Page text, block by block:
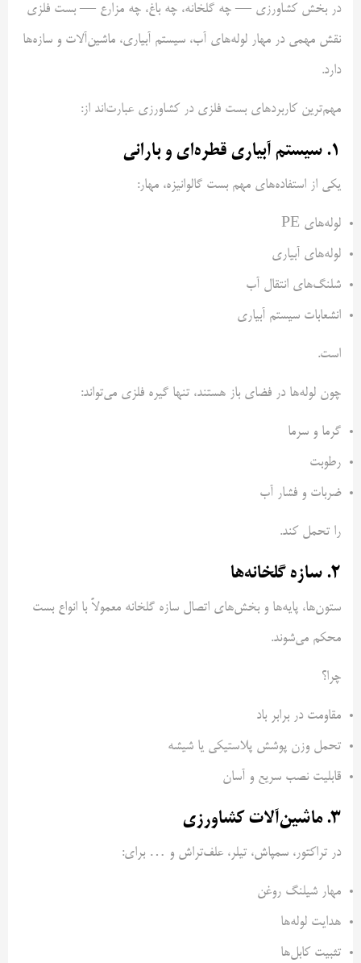
در بخش کشاورزی — چه گلخانه، چه باغ، چه مزارع — بست فلزی
نقش مهمی در مهار لوله‌های آب، سیستم آبیاری، ماشین‌آلات و سازه‌ها
دارد.
مهم‌ترین کاربردهای بست فلزی در کشاورزی عبارت‌اند از:
۱. سیستم آبیاری قطره‌ای و بارانی
یکی از استفاده‌های مهم بست گالوانیزه، مهار:
لوله‌های PE
لوله‌های آبیاری
شلنگ‌های انتقال آب
انشعابات سیستم آبیاری
است.
چون لوله‌ها در فضای باز هستند، تنها گیره فلزی می‌تواند:
گرما و سرما
رطوبت
ضربات و فشار آب
را تحمل کند.
۲. سازه گلخانه‌ها
ستون‌ها، پایه‌ها و بخش‌های اتصال سازه گلخانه معمولاً با انواع بست
محکم می‌شوند.
چرا؟
مقاومت در برابر باد
تحمل وزن پوشش پلاستیکی یا شیشه
قابلیت نصب سریع و آسان
۳. ماشین‌آلات کشاورزی
در تراکتور، سمپاش، تیلر، علف‌تراش و … برای:
مهار شیلنگ روغن
هدایت لوله‌ها
تثبیت کابل‌ها